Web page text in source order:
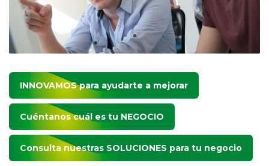
INNOVAMOSpara ayudarte a mejorar
Cuéntanos cuál es tu NEGOCIO
Consulta nuestras SOLUCIONES para tu negocio